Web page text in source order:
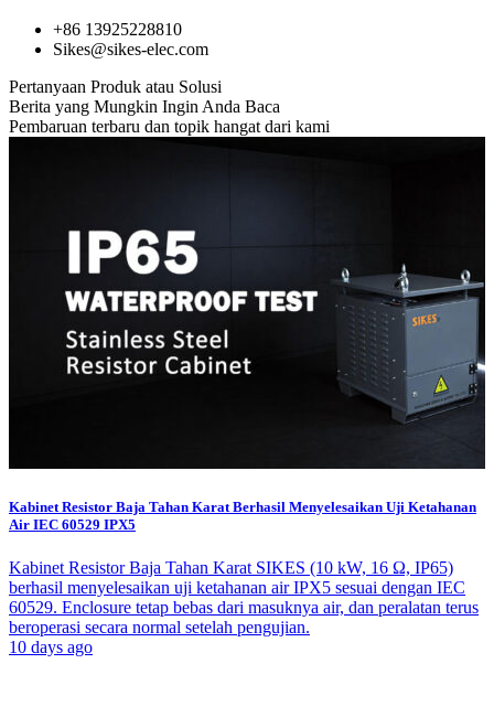
+86 13925228810
Sikes@sikes-elec.com
Pertanyaan Produk atau Solusi
Berita yang Mungkin Ingin Anda Baca
Pembaruan terbaru dan topik hangat dari kami
Kabinet Resistor Baja Tahan Karat Berhasil Menyelesaikan Uji Ketahanan
Air IEC 60529 IPX5
Kabinet Resistor Baja Tahan Karat SIKES (10 kW, 16 Ω, IP65)
berhasil menyelesaikan uji ketahanan air IPX5 sesuai dengan IEC
60529. Enclosure tetap bebas dari masuknya air, dan peralatan terus
beroperasi secara normal setelah pengujian.
10 days ago